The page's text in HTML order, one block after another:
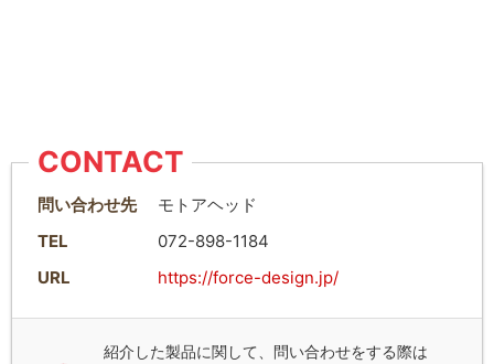
CONTACT
問い合わせ先
モトアヘッド
TEL
072-898-1184
URL
https://force-design.jp/
紹介した製品に関して、問い合わせをする際は